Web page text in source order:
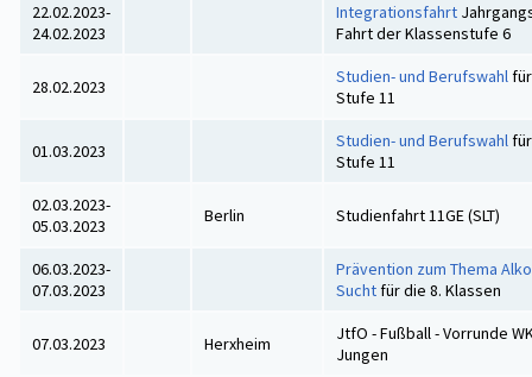
22.02.2023-
24.02.2023
Integrationsfahrt
Fahrt der Klassenstufe 6
28.02.2023 Studien- und Berufswahl
Stufe 11
01.03.2023 Studien- und Berufswahl
Stufe 11
02.03.2023-
05.03.2023
Berlin Studienfahrt 11GE (SLT)
06.03.2023-
07.03.2023
Prävention zum Thema
Sucht für die 8. Klassen
07.03.2023 Herxheim
JtfO - Fußball - Vorrunde
Jungen